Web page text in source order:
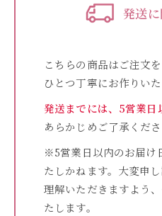
発送
こちらの商品はご注文
ひとつ丁寧にお作りいた
発送までには、5営業日
あらかじめご了承くださ
※5営業日以内のお届け
たしかねます。大変申
理解いただきますよう
たします。